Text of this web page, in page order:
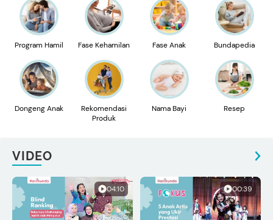
Program Hamil Fase Kehamilan Fase Anak Bundapedia
Dongeng Anak
Rekomendasi
Produk
Nama Bayi Resep
VIDEO
04:10 00:39